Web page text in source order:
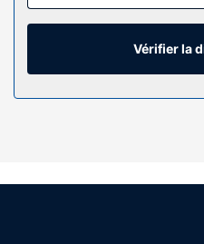
patio privé.Parmi les petits
un bureau et un micro-ondes.
Les services sur place
caractérisent l'hébergement,
Vérifier la